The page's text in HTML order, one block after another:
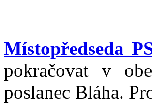
Místopředseda
pokračovat v
poslanec Bláha.